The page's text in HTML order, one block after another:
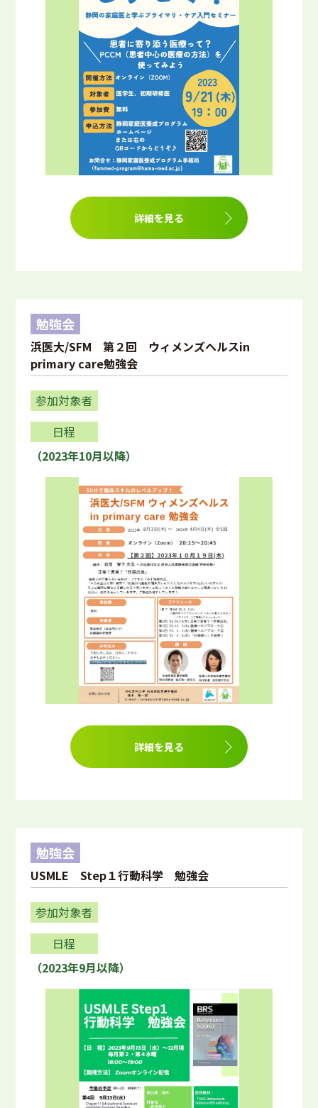
詳細を見る
勉強会
浜医大/SFM 第２回 ウィメンズヘルスin
primary care勉強会
参加対象者
日程
（2023年10月以降）
詳細を見る
勉強会
USMLE Step１行動科学 勉強会
参加対象者
日程
（2023年9月以降）